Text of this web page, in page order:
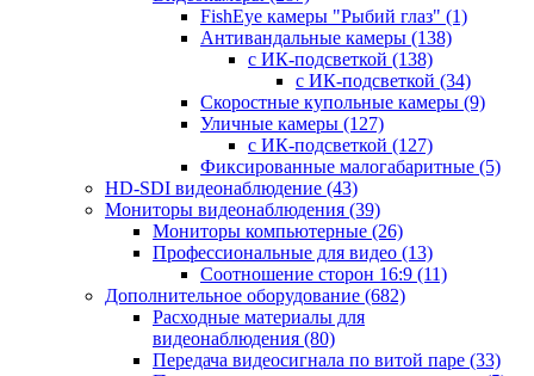
FishEye камеры "Рыбий глаз" (1)
Антивандальные камеры (138)
с ИК-подсветкой (138)
с ИК-подсветкой (34)
Скоростные купольные камеры (9)
Уличные камеры (127)
с ИК-подсветкой (127)
Фиксированные малогабаритные (5)
HD-SDI видеонаблюдение (43)
Мониторы видеонаблюдения (39)
Мониторы компьютерные (26)
Профессиональные для видео (13)
Соотношение сторон 16:9 (11)
Дополнительное оборудование (682)
Расходные материалы для
видеонаблюдения (80)
Передача видеосигнала по витой паре (33)